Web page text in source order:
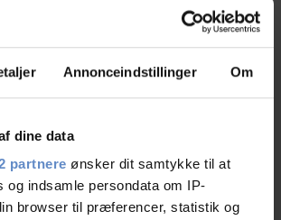
Annonceindstillinger Om
dine data
partnere ønsker dit samtykke til at
og indsamle persondata om IP-
browser til præferencer, statistik og
Danhostel Ringkøbing
og spændende nyheder